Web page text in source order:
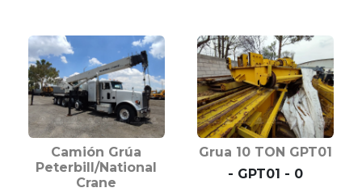
Camión Grúa
Peterbill/National
Crane
Grua 10 TON GPT01
- GPT01 - 0